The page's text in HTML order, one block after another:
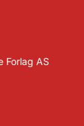
Forlag AS